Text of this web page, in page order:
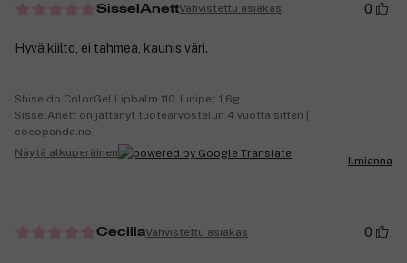
SisselAnettVahvistettu asiakas 0
Hyvä kiilto, ei tahmea, kaunis väri.
Shiseido ColorGel Lipbalm 110 Juniper 1,6g
SisselAnett on jättänyt tuotearvostelun 4 vuotta sitten |
cocopanda.no
Näytä alkuperäinen
Ilmianna
CeciliaVahvistettu asiakas 0